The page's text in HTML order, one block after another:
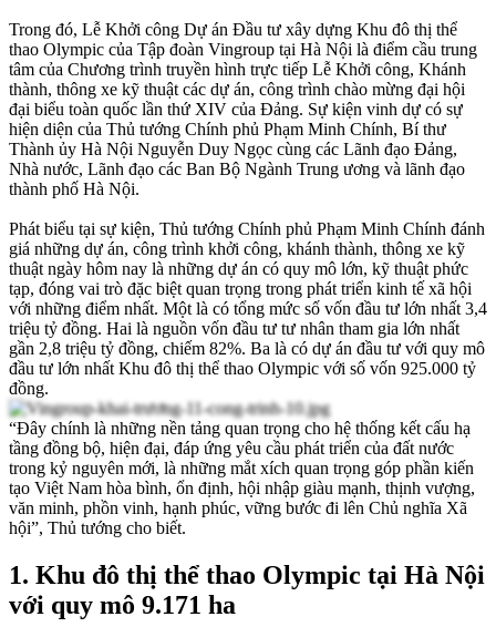
Trong đó, Lễ Khởi công Dự án Đầu tư xây dựng Khu đô thị thể
thao Olympic của Tập đoàn Vingroup tại Hà Nội là điểm cầu trung
tâm của Chương trình truyền hình trực tiếp Lễ Khởi công, Khánh
thành, thông xe kỹ thuật các dự án, công trình chào mừng đại hội
đại biểu toàn quốc lần thứ XIV của Đảng. Sự kiện vinh dự có sự
hiện diện của Thủ tướng Chính phủ Phạm Minh Chính, Bí thư
Thành ủy Hà Nội Nguyễn Duy Ngọc cùng các Lãnh đạo Đảng,
Nhà nước, Lãnh đạo các Ban Bộ Ngành Trung ương và lãnh đạo
thành phố Hà Nội.
Phát biểu tại sự kiện, Thủ tướng Chính phủ Phạm Minh Chính đánh
giá những dự án, công trình khởi công, khánh thành, thông xe kỹ
thuật ngày hôm nay là những dự án có quy mô lớn, kỹ thuật phức
tạp, đóng vai trò đặc biệt quan trọng trong phát triển kinh tế xã hội
với những điểm nhất. Một là có tổng mức số vốn đầu tư lớn nhất 3,4
triệu tỷ đồng. Hai là nguồn vốn đầu tư tư nhân tham gia lớn nhất
gần 2,8 triệu tỷ đồng, chiếm 82%. Ba là có dự án đầu tư với quy mô
đầu tư lớn nhất Khu đô thị thể thao Olympic với số vốn 925.000 tỷ
đồng.
“Đây chính là những nền tảng quan trọng cho hệ thống kết cấu hạ
tầng đồng bộ, hiện đại, đáp ứng yêu cầu phát triển của đất nước
trong kỷ nguyên mới, là những mắt xích quan trọng góp phần kiến
tạo Việt Nam hòa bình, ổn định, hội nhập giàu mạnh, thịnh vượng,
văn minh, phồn vinh, hạnh phúc, vững bước đi lên Chủ nghĩa Xã
hội”, Thủ tướng cho biết.
1. Khu đô thị thể thao Olympic tại Hà Nội
với quy mô 9.171 ha